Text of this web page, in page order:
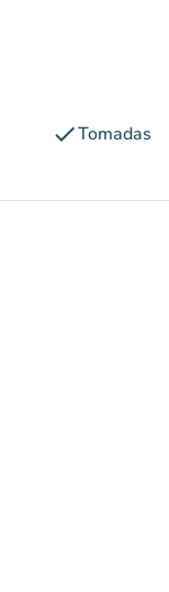
checkTomadas